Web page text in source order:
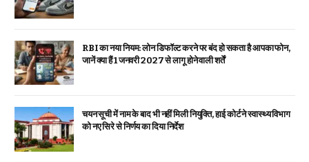
RBI का नया नियम: लोन डिफॉल्ट करने पर बंद हो सकता है आपका फोन,
जानें क्या हैं 1 जनवरी 2027 से लागू होने वाली शर्तें
चयन सूची में नाम के बाद भी नहीं मिली नियुक्ति, हाई कोर्ट ने स्वास्थ्य विभाग
को नए सिरे से निर्णय का दिया निर्देश